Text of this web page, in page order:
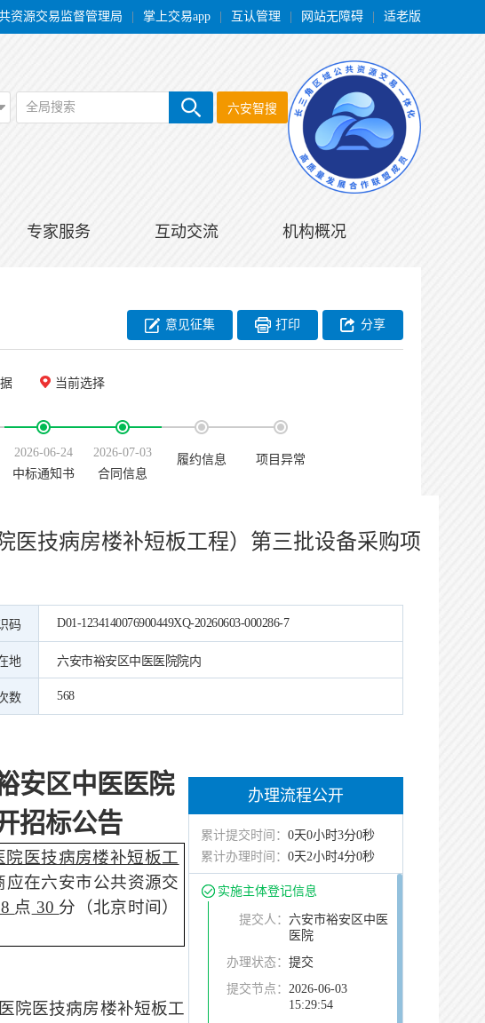
资源交易监督管理局 掌上交易app 互认管理 网站无障碍 适老版
全局搜索 六安智搜
专家服务 互动交流 机构概况
意见征集 分享
打印
当前选择
2026-06-24
中标通知书
2026-07-03
合同信息
履约信息 项目异常
医技病房楼补短板工程）第三批设备采购项
码 D01-1234140076900449XQ-20260603-000286-7
地 六安市裕安区中医医院院内
数 568
安区中医医院
招标公告
医技病房楼补短板工
应在六安市公共资源交
8 点 30 分（北京时间）
院医技病房楼补短板工
办理流程公开
累计提交时间： 0天0小时3分0秒
累计办理时间： 0天2小时4分0秒
实施主体登记信息
提交人： 六安市裕安区中医
医院
办理状态： 提交
提交节点： 2026-06-03
15:29:54